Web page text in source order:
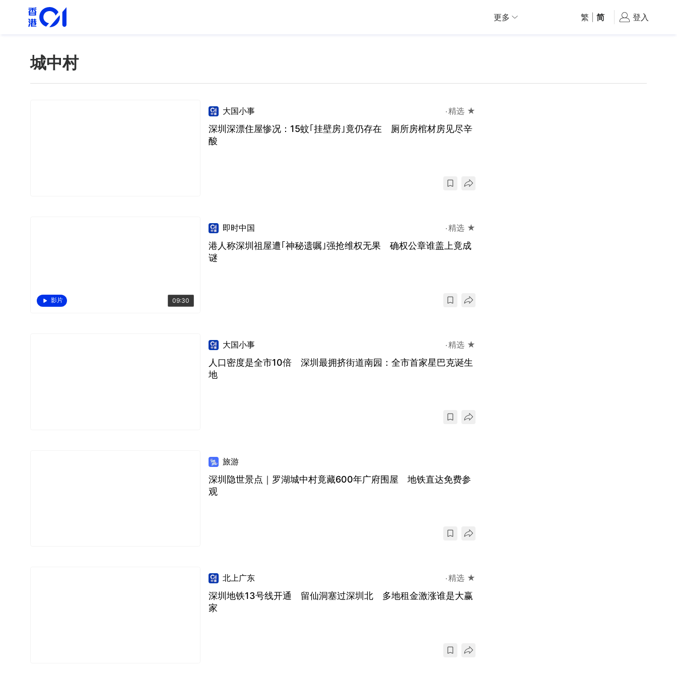
更多 繁 简 登入
城中村
大国小事 精选 ★
深圳深漂住屋惨况：15蚊｢挂壁房｣竟仍存在 厕所房棺材房见尽辛
酸
影片 09:30
即时中国 精选 ★
港人称深圳祖屋遭｢神秘遗嘱｣强抢维权无果 确权公章谁盖上竟成
谜
大国小事 精选 ★
人口密度是全市10倍 深圳最拥挤街道南园：全市首家星巴克诞生
地
旅游
深圳隐世景点｜罗湖城中村竟藏600年广府围屋 地铁直达免费参
观
北上广东 精选 ★
深圳地铁13号线开通 留仙洞塞过深圳北 多地租金激涨谁是大赢
家